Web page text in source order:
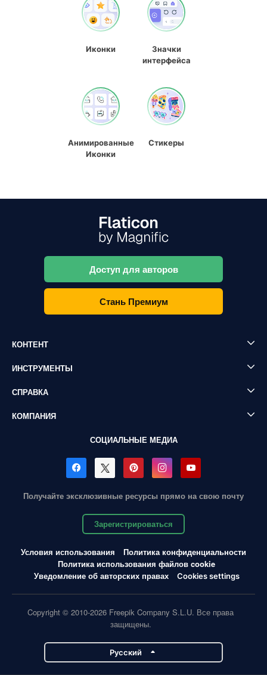
Иконки
Значки
интерфейса
Анимированные
Иконки
Стикеры
Доступ для авторов
Стань Премиум
КОНТЕНТ
ИНСТРУМЕНТЫ
СПРАВКА
КОМПАНИЯ
СОЦИАЛЬНЫЕ МЕДИА
Получайте эксклюзивные ресурсы прямо на свою почту
Зарегистрироваться
Условия использования
Политика конфиденциальности
Политика использования файлов cookie
Уведомление об авторских правах
Cookies settings
Copyright © 2010-2026 Freepik Company S.L.U. Все права
защищены.
Pусский